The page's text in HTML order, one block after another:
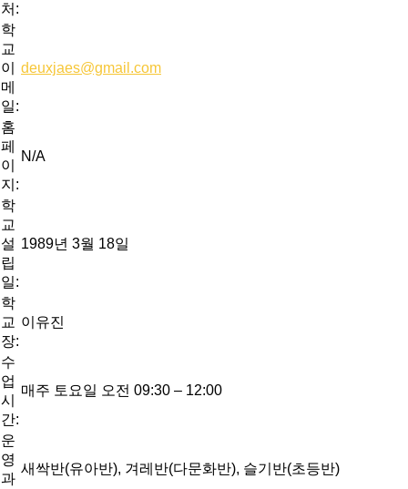
처:
학
교
이
메
일:
deuxjaes@gmail.com
홈
페
이
지:
N/A
학
교
설
립
일:
1989년 3월 18일
학
교
장:
이유진
수
업
시
간:
매주 토요일 오전 09:30 – 12:00
운
영
과
새싹반(유아반), 겨레반(다문화반), 슬기반(초등반)